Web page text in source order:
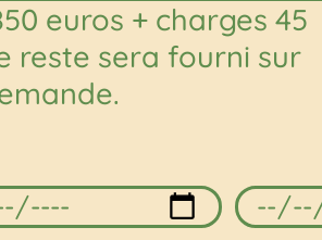
euros + charges 45
reste sera fourni sur